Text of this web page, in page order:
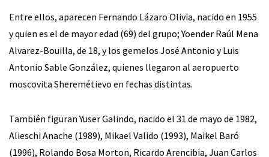
Entre ellos, aparecen Fernando Lázaro Olivia, nacido en 1955
y quien es el de mayor edad (69) del grupo; Yoender Raúl Mena
Alvarez-Bouilla, de 18, y los gemelos José Antonio y Luis
Antonio Sable González, quienes llegaron al aeropuerto
moscovita Sheremétievo en fechas distintas.
También figuran Yuser Galindo, nacido el 31 de mayo de 1982,
Alieschi Anache (1989), Mikael Valido (1993), Maikel Baró
(1996), Rolando Bosa Morton, Ricardo Arencibia, Juan Carlos